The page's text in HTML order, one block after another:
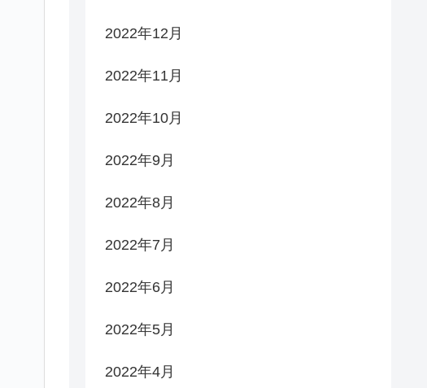
2022年12月
2022年11月
2022年10月
2022年9月
2022年8月
2022年7月
2022年6月
2022年5月
2022年4月